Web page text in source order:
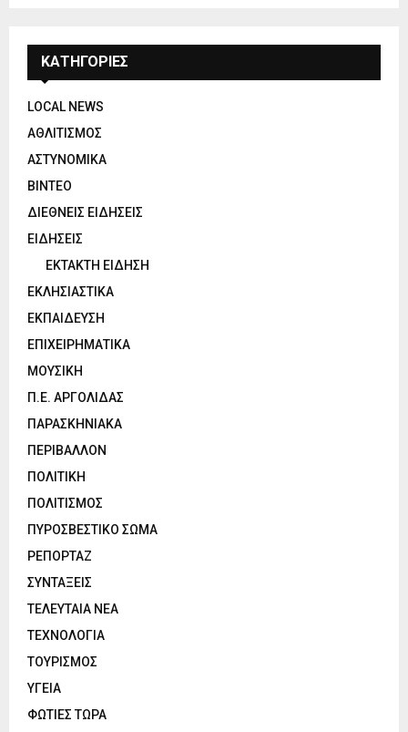
ΚΑΤΗΓΟΡΙΕΣ
LOCAL NEWS
ΑΘΛΙΤΙΣΜΟΣ
ΑΣΤΥΝΟΜΙΚΑ
ΒΙΝΤΕΟ
ΔΙΕΘΝΕΙΣ ΕΙΔΗΣΕΙΣ
ΕΙΔΗΣΕΙΣ
ΕΚΤΑΚΤΗ ΕΙΔΗΣΗ
ΕΚΛΗΣΙΑΣΤΙΚΑ
ΕΚΠΑΙΔΕΥΣΗ
ΕΠΙΧΕΙΡΗΜΑΤΙΚΑ
ΜΟΥΣΙΚΗ
Π.Ε. ΑΡΓΟΛΙΔΑΣ
ΠΑΡΑΣΚΗΝΙΑΚΑ
ΠΕΡΙΒΑΛΛΟΝ
ΠΟΛΙΤΙΚΗ
ΠΟΛΙΤΙΣΜΟΣ
ΠΥΡΟΣΒΕΣΤΙΚΟ ΣΩΜΑ
ΡΕΠΟΡΤΑΖ
ΣΥΝΤΑΞΕΙΣ
ΤΕΛΕΥΤΑΙΑ ΝΕΑ
ΤΕΧΝΟΛΟΓΙΑ
ΤΟΥΡΙΣΜΟΣ
ΥΓΕΙΑ
ΦΩΤΙΕΣ ΤΩΡΑ